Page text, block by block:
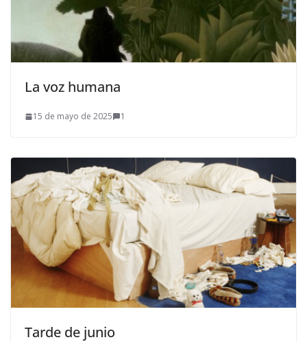
La voz humana
15 de mayo de 2025 1
Tarde de junio